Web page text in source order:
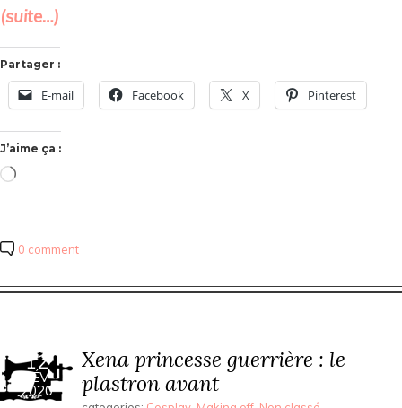
(suite…)
Partager :
E-mail Facebook X Pinterest
J’aime ça :
Chargement…
0 comment
12
FÉV
2020
Xena princesse guerrière : le
plastron avant